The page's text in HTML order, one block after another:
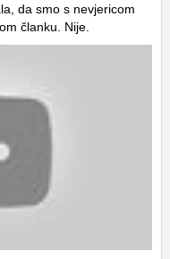
da smo s nevjericom
članku. Nije.